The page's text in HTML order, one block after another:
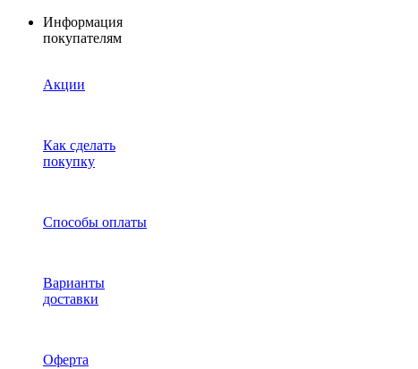
Информация
покупателям
Акции
Как сделать
покупку
Способы оплаты
Варианты
доставки
Оферта